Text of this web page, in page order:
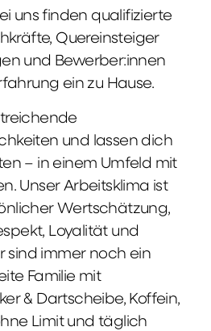
uns finden qualifizierte
Quereinsteiger
und Bewerber:innen
ein zu Hause.
und lassen dich
– in einem Umfeld mit
Unser Arbeitsklima ist
Wertschätzung,
Loyalität und
sind immer noch ein
Familie mit
& Dartscheibe, Koffein,
Limit und täglich